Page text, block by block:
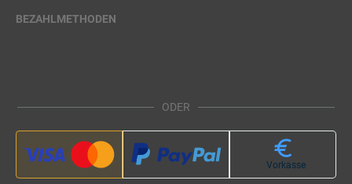
ODER
BEZAHLMETHODEN
Vorkasse